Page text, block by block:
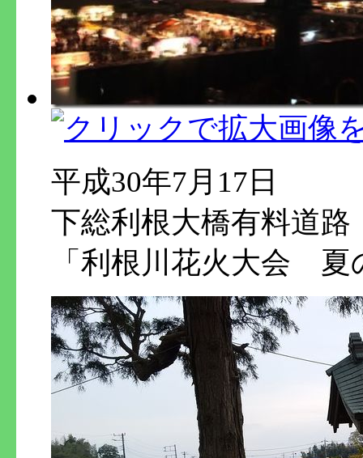
平成30年7月17日
下総利根大橋有料道路
「利根川花火大会 夏